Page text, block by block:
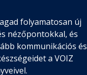
folyamatosan új
nézőpontokkal, és
kommunikációs és
a VOIZ